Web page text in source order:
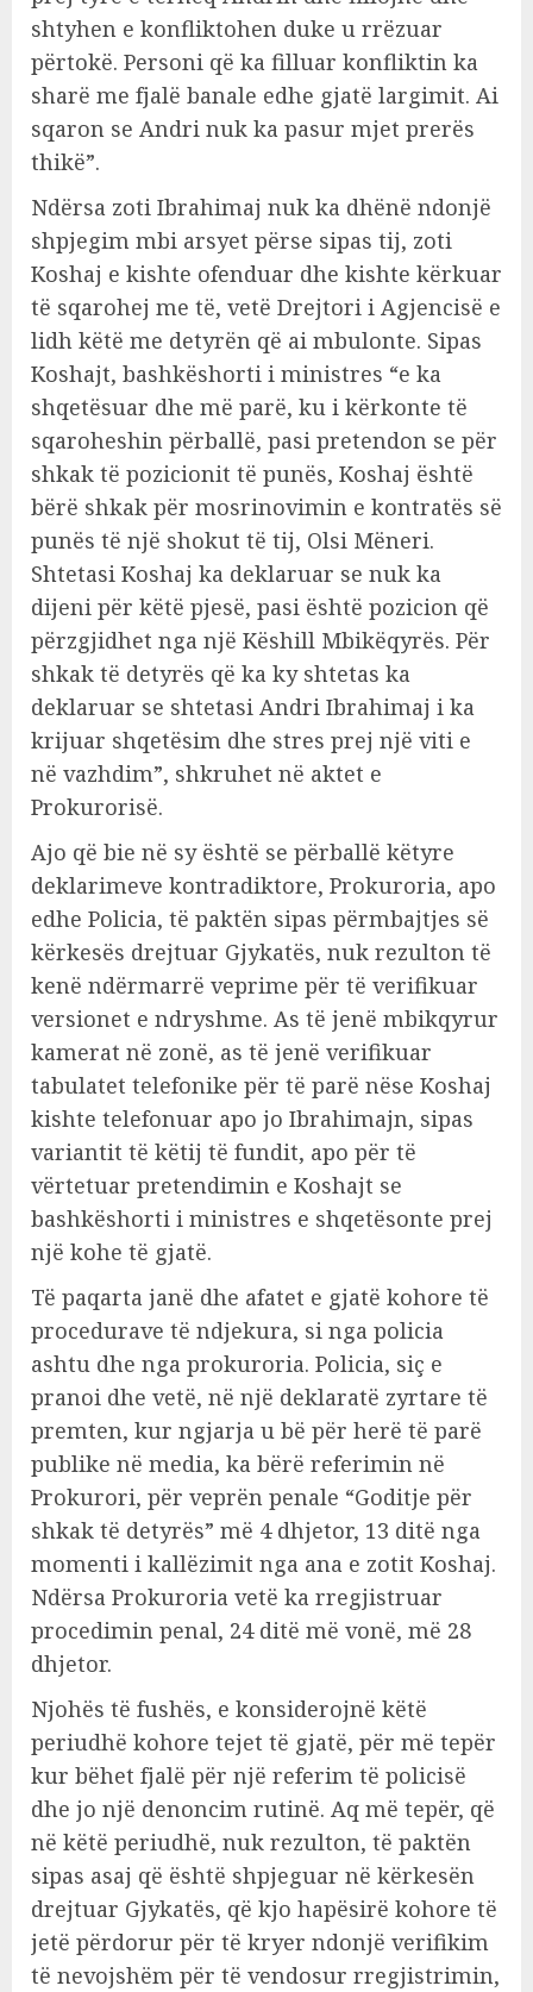
shtyhen e konfliktohen duke u rrëzuar
përtokë. Personi që ka filluar konfliktin ka
sharë me fjalë banale edhe gjatë largimit. Ai
sqaron se Andri nuk ka pasur mjet prerës
thikë”.
Ndërsa zoti Ibrahimaj nuk ka dhënë ndonjë
shpjegim mbi arsyet përse sipas tij, zoti
Koshaj e kishte ofenduar dhe kishte kërkuar
të sqarohej me të, vetë Drejtori i Agjencisë e
lidh këtë me detyrën që ai mbulonte. Sipas
Koshajt, bashkëshorti i ministres “e ka
shqetësuar dhe më parë, ku i kërkonte të
sqaroheshin përballë, pasi pretendon se për
shkak të pozicionit të punës, Koshaj është
bërë shkak për mosrinovimin e kontratës së
punës të një shokut të tij, Olsi Mëneri.
Shtetasi Koshaj ka deklaruar se nuk ka
dijeni për këtë pjesë, pasi është pozicion që
përzgjidhet nga një Këshill Mbikëqyrës. Për
shkak të detyrës që ka ky shtetas ka
deklaruar se shtetasi Andri Ibrahimaj i ka
krijuar shqetësim dhe stres prej një viti e
në vazhdim”, shkruhet në aktet e
Prokurorisë.
Ajo që bie në sy është se përballë këtyre
deklarimeve kontradiktore, Prokuroria, apo
edhe Policia, të paktën sipas përmbajtjes së
kërkesës drejtuar Gjykatës, nuk rezulton të
kenë ndërmarrë veprime për të verifikuar
versionet e ndryshme. As të jenë mbikqyrur
kamerat në zonë, as të jenë verifikuar
tabulatet telefonike për të parë nëse Koshaj
kishte telefonuar apo jo Ibrahimajn, sipas
variantit të këtij të fundit, apo për të
vërtetuar pretendimin e Koshajt se
bashkëshorti i ministres e shqetësonte prej
një kohe të gjatë.
Të paqarta janë dhe afatet e gjatë kohore të
procedurave të ndjekura, si nga policia
ashtu dhe nga prokuroria. Policia, siç e
pranoi dhe vetë, në një deklaratë zyrtare të
premten, kur ngjarja u bë për herë të parë
publike në media, ka bërë referimin në
Prokurori, për veprën penale “Goditje për
shkak të detyrës” më 4 dhjetor, 13 ditë nga
momenti i kallëzimit nga ana e zotit Koshaj.
Ndërsa Prokuroria vetë ka rregjistruar
procedimin penal, 24 ditë më vonë, më 28
dhjetor.
Njohës të fushës, e konsiderojnë këtë
periudhë kohore tejet të gjatë, për më tepër
kur bëhet fjalë për një referim të policisë
dhe jo një denoncim rutinë. Aq më tepër, që
në këtë periudhë, nuk rezulton, të paktën
sipas asaj që është shpjeguar në kërkesën
drejtuar Gjykatës, që kjo hapësirë kohore të
jetë përdorur për të kryer ndonjë verifikim
të nevojshëm për të vendosur rregjistrimin,